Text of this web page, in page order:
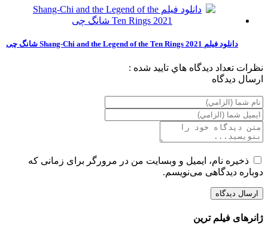
دانلود فیلم Shang-Chi and the Legend of the Ten Rings 2021 شانگ چی
نظرات تعداد ديدگاه هاي تاييد شده :
ارسال ديدگاه
ذخیره نام، ایمیل و وبسایت من در مرورگر برای زمانی که
دوباره دیدگاهی می‌نویسم.
ژانرهای فیلم ترین